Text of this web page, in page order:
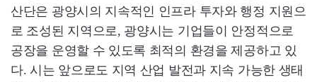
산단은 광양시의 지속적인 인프라 투자와 행정 지원으
로 조성된 지역으로, 광양시는 기업들이 안정적으로
공장을 운영할 수 있도록 최적의 환경을 제공하고 있
다. 시는 앞으로도 지역 산업 발전과 지속 가능한 생태